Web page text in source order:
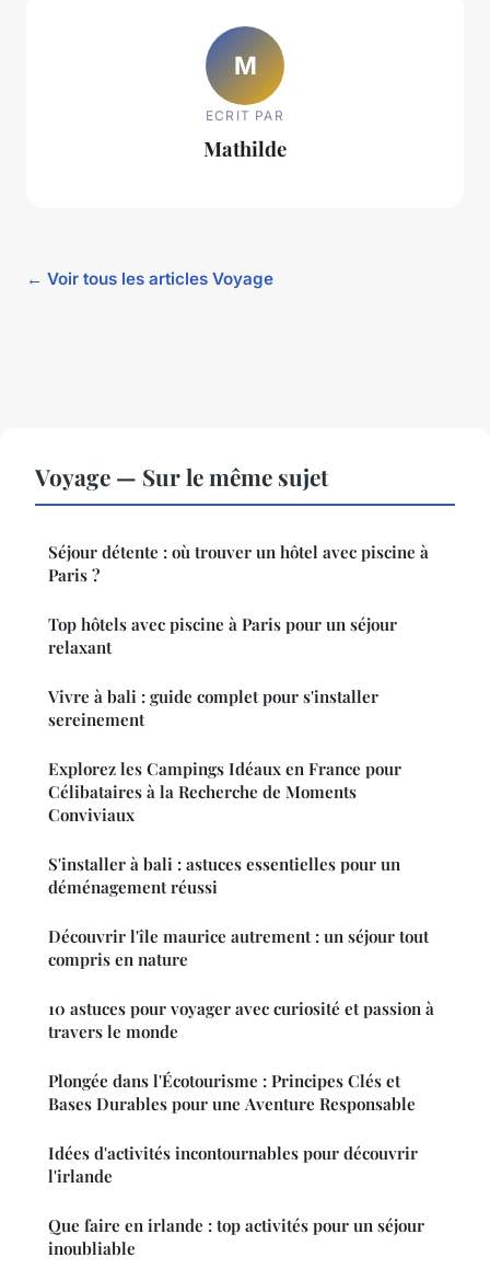
M
ECRIT PAR
Mathilde
← Voir tous les articles Voyage
Voyage — Sur le même sujet
Séjour détente : où trouver un hôtel avec piscine à
Paris ?
Top hôtels avec piscine à Paris pour un séjour
relaxant
Vivre à bali : guide complet pour s'installer
sereinement
Explorez les Campings Idéaux en France pour
Célibataires à la Recherche de Moments
Conviviaux
S'installer à bali : astuces essentielles pour un
déménagement réussi
Découvrir l'île maurice autrement : un séjour tout
compris en nature
10 astuces pour voyager avec curiosité et passion à
travers le monde
Plongée dans l'Écotourisme : Principes Clés et
Bases Durables pour une Aventure Responsable
Idées d'activités incontournables pour découvrir
l'irlande
Que faire en irlande : top activités pour un séjour
inoubliable